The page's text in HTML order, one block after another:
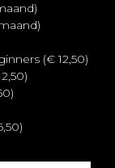
(€ 12,50)